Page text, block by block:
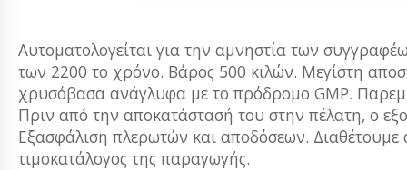
Αυτοματολογείται για την αμνηστία των
των 2200 το χρόνο. Βάρος 500 κιλών. Μεγίστη
χρυσόβασα ανάγλυφα με το πρόδρομο GMP.
Πριν από την αποκατάστασή του στην πέλατη, ο
Εξασφάλιση πλερωτών και αποδόσεων.
τιμοκατάλογος της παραγωγής.